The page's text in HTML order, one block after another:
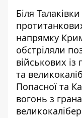
Біля
напрямку
обстріляли
військових із
та
Попасної та
вогонь з